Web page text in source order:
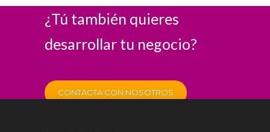
¿Tú también quieres
desarrollar tu negocio?
CONTACTA CON NOSOTROS